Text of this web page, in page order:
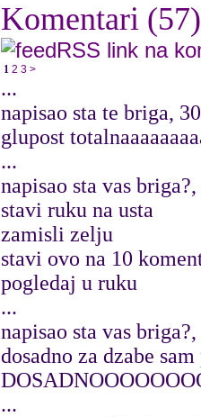
Komentari (57)
RSS link na
1 2 3 >
...
napisao sta te briga,
glupost
...
napisao sta vas
stavi ruku na usta
zamisli zelju
stavi ovo na 10
pogledaj u ruku
...
napisao sta vas
dosadno za dzabe
...